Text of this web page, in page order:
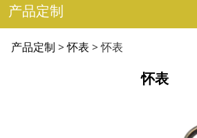
产品定制
怀表
产品定制 >怀表 >怀表
怀表